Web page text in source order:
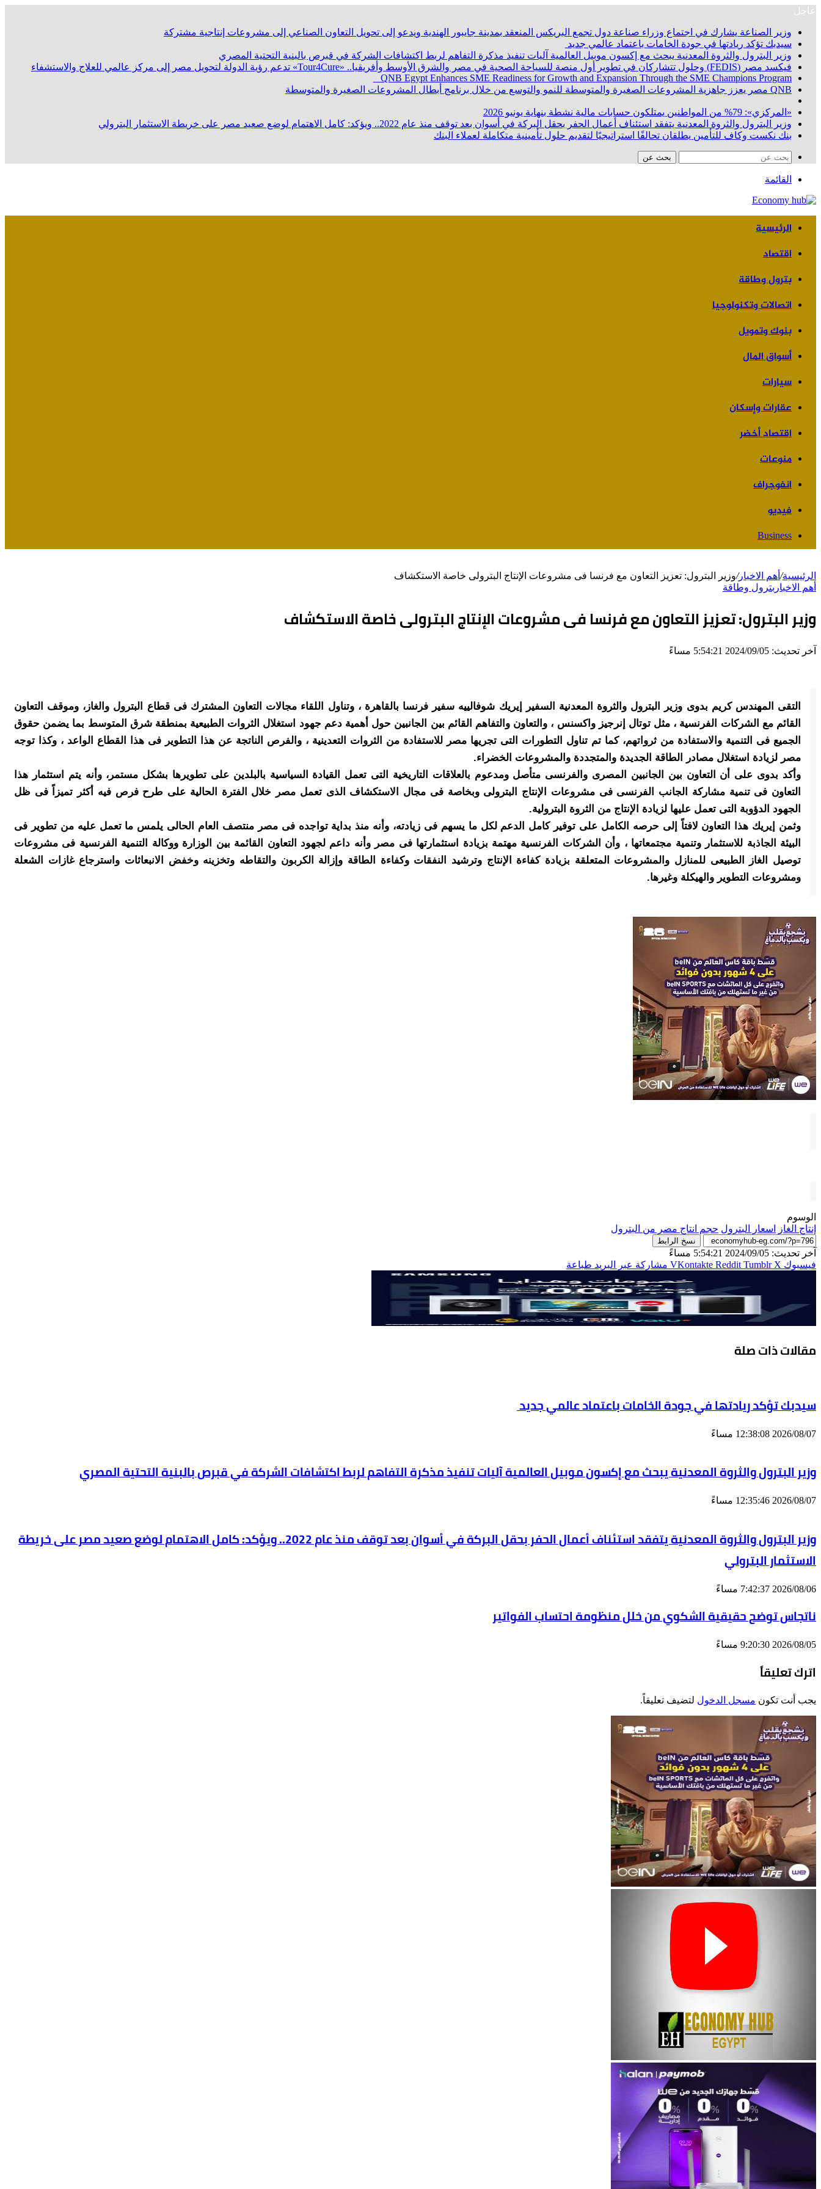
عاجل
وزير الصناعة يشارك في اجتماع وزراء صناعة دول تجمع البريكس المنعقد بمدينة جايبور الهندية ويدعو إلى تحويل التعاون الصناعي إلى مشروعات إنتاجية مشتركة
سيدبك تؤكد ريادتها في جودة الخامات باعتماد عالمي جديد
وزير البترول والثروة المعدنية يبحث مع إكسون موبيل العالمية آليات تنفيذ مذكرة التفاهم لربط اكتشافات الشركة في قبرص بالبنية التحتية المصري
فيكسد مصر (FEDIS) وحلول تتشاركان في تطوير أول منصة للسياحة الصحية في مصر والشرق الأوسط وأفريقيا.. «Tour4Cure» تدعم رؤية الدولة لتحويل مصر إلى مركز عالمي للعلاج والاستشفاء
QNB Egypt Enhances SME Readiness for Growth and Expansion Through the SME Champions Program
QNB مصر يعزز جاهزية المشروعات الصغيرة والمتوسطة للنمو والتوسع من خلال برنامج أبطال المشروعات الصغيرة والمتوسطة
«المركزي»: 79% من المواطنين يمتلكون حسابات مالية نشطة بنهاية يونيو 2026
وزير البترول والثروة المعدنية يتفقد استئناف أعمال الحفر بحقل البركة في أسوان بعد توقف منذ عام 2022.. ويؤكد: كامل الاهتمام لوضع صعيد مصر على خريطة الاستثمار البترولي
بنك نكست وكاف للتأمين يطلقان تحالفًا استراتيجيًا لتقديم حلول تأمينية متكاملة لعملاء البنك
بحث عن
القائمة
الرئيسية
اقتصاد
بترول وطاقة
اتصالات وتكنولوجيا
بنوك وتمويل
أسواق المال
سيارات
عقارات وإسكان
اقتصاد أخضر
منوعات
انفوجراف
فيديو
Business
الرئيسية/ أهم الاخبار/وزير البترول: تعزيز التعاون مع فرنسا فى مشروعات الإنتاج البترولى خاصة الاستكشاف
أهم الاخبار بترول وطاقة
وزير البترول: تعزيز التعاون مع فرنسا فى مشروعات الإنتاج البترولى خاصة الاستكشاف
آخر تحديث: 2024/09/05 5:54:21 مساءً
التقى المهندس كريم بدوى وزير البترول والثروة المعدنية السفير إيريك شوفالييه سفير فرنسا بالقاهرة ، وتناول اللقاء مجالات التعاون المشترك فى قطاع البترول والغاز، وموقف التعاون
القائم مع الشركات الفرنسية ، مثل توتال إنرجيز واكسنس ، والتعاون والتفاهم القائم بين الجانبين حول أهمية دعم جهود استغلال الثروات الطبيعية بمنطقة شرق المتوسط بما يضمن حقوق
الجميع فى التنمية والاستفادة من ثرواتهم، كما تم تناول التطورات التى تجريها مصر للاستفادة من الثروات التعدينية ، والفرص الناتجة عن هذا التطوير فى هذا القطاع الواعد ، وكذا توجه
مصر لزيادة استغلال مصادر الطاقة الجديدة والمتجددة والمشروعات الخضراء.
وأكد بدوى على أن التعاون بين الجانبين المصرى والفرنسى متأصل ومدعوم بالعلاقات التاريخية التى تعمل القيادة السياسية بالبلدين على تطويرها بشكل مستمر، وأنه يتم استثمار هذا
التعاون فى تنمية مشاركة الجانب الفرنسى فى مشروعات الإنتاج البترولى وبخاصة فى مجال الاستكشاف الذى تعمل مصر خلال الفترة الحالية على طرح فرص فيه أكثر تميزاً فى ظل
الجهود الدؤوبة التى تعمل عليها لزيادة الإنتاج من الثروة البترولية.
وثمن إيريك هذا التعاون لافتاً إلى حرصه الكامل على توفير كامل الدعم لكل ما يسهم فى زيادته، وأنه منذ بداية تواجده فى مصر منتصف العام الحالى يلمس ما تعمل عليه من تطوير فى
البيئة الجاذبة للاستثمار وتنمية مجتمعاتها ، وأن الشركات الفرنسية مهتمة بزيادة استثمارتها فى مصر وأنه داعم لجهود التعاون القائمة بين الوزارة ووكالة التنمية الفرنسية فى مشروعات
توصيل الغاز الطبيعى للمنازل والمشروعات المتعلقة بزيادة كفاءة الإنتاج وترشيد النفقات وكفاءة الطاقة وإزالة الكربون والتقاطه وتخزينه وخفض الانبعاثات واسترجاع غازات الشعلة
ومشروعات التطوير والهيكلة وغيرها.
الوسوم
إنتاج الغاز
اسعار البترول حجم انتاج مصر من البترول
نسخ الرابط
آخر تحديث: 2024/09/05 5:54:21 مساءً
فيسبوك ‫X مشاركة عبر البريد طباعة
مقالات ذات صلة
سيدبك تؤكد ريادتها في جودة الخامات باعتماد عالمي جديد
2026/08/07 12:38:08 مساءً
وزير البترول والثروة المعدنية يبحث مع إكسون موبيل العالمية آليات تنفيذ مذكرة التفاهم لربط اكتشافات الشركة في قبرص بالبنية التحتية المصري
2026/08/07 12:35:46 مساءً
وزير البترول والثروة المعدنية يتفقد استئناف أعمال الحفر بحقل البركة في أسوان بعد توقف منذ عام 2022.. ويؤكد: كامل الاهتمام لوضع صعيد مصر على خريطة
الاستثمار البترولي
2026/08/06 7:42:37 مساءً
ناتجاس توضح حقيقية الشكوي من خلل منظومة احتساب الفواتير
2026/08/05 9:20:30 مساءً
اترك تعليقاً
يجب أنت تكون مسجل الدخول لتضيف تعليقاً.